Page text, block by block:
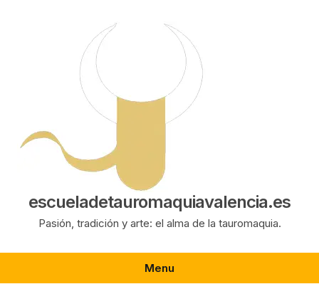
escueladetauromaquiavalencia.es
Pasión, tradición y arte: el alma de la tauromaquia.
Menu